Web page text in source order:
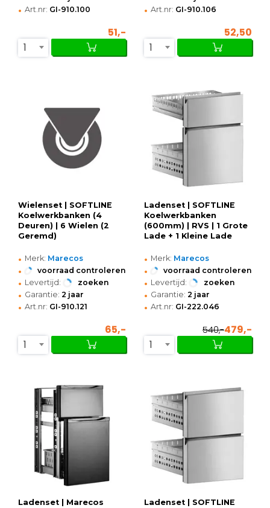
• Art.nr: GI-910.100
51,-
1
• Art.nr: GI-910.106
52,50
1
Wielenset | SOFTLINE
Koelwerkbanken (4
Deuren) | 6 Wielen (2
Geremd)
• Merk: Marecos
• voorraad controleren
• Levertijd: zoeken
• Garantie: 2 jaar
• Art.nr: GI-910.121
65,-
1
Ladenset | SOFTLINE
Koelwerkbanken
(600mm) | RVS | 1 Grote
Lade + 1 Kleine Lade
• Merk: Marecos
• voorraad controleren
• Levertijd: zoeken
• Garantie: 2 jaar
• Art.nr: GI-222.046
540,-479,-
1
Ladenset | Marecos
Ladenset | SOFTLINE